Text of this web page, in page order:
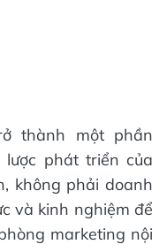
thành một phần
phát triển của
không phải doanh
và kinh nghiệm để
marketing nội